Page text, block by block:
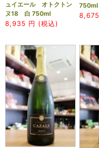
ュイエール オトクトン
ヌ18 白 750ml
8,935 円 (税込)
750ml
8,675